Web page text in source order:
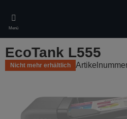
main
content
Menü
EcoTank L555
Nicht mehr erhältlich